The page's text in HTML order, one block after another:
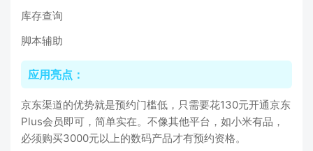
库存查询
脚本辅助
应用亮点：
京东渠道的优势就是预约门槛低，只需要花130元开通京东
Plus会员即可，简单实在。不像其他平台，如小米有品，
必须购买3000元以上的数码产品才有预约资格。